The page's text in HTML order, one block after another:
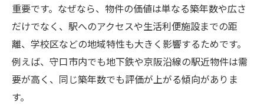
重要です。なぜなら、物件の価値は単なる築年数や広さ
だけでなく、駅へのアクセスや生活利便施設までの距
離、学校区などの地域特性も大きく影響するためです。
例えば、守口市内でも地下鉄や京阪沿線の駅近物件は需
要が高く、同じ築年数でも評価が上がる傾向がありま
す。